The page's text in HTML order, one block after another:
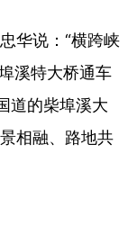
华说：“横跨峡
溪特大桥通车
道的柴埠溪大
相融、路地共